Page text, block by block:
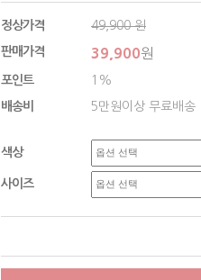
정상가격 49,900원
판매가격 39,900원
포인트 1%
배송비 5만원이상 무료배송
색상
사이즈